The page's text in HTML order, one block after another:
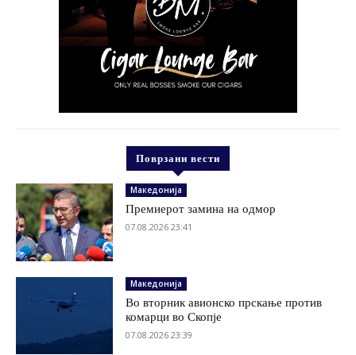
Поврзани вести
Македонија
Премиерот замина на одмор
07.08.2026 23:41
Македонија
Во вторник авионско прскање против
комарци во Скопје
07.08.2026 23:39